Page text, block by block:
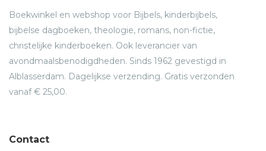
Boekwinkel en webshop voor Bijbels, kinderbijbels,
bijbelse dagboeken, theologie, romans, non-fictie,
christelijke kinderboeken. Ook leverancier van
avondmaalsbenodigdheden. Sinds 1962 gevestigd in
Alblasserdam. Dagelijkse verzending. Gratis verzonden
vanaf € 25,00.
Contact